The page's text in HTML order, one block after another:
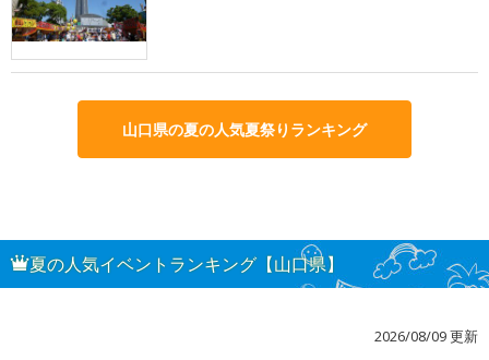
山口県の夏の人気夏祭りランキング
夏の人気イベントランキング【山口県】
2026/08/09 更新